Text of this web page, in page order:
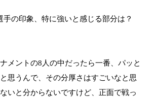
の印象、特に強いと感じる部分は？
メントの8人の中だったら一番、パッと
思うんで、その分厚さはすごいなと思
いと分からないですけど、正面で戦っ